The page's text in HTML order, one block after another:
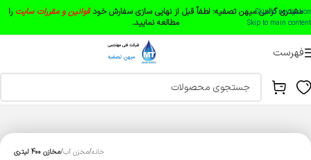
Skip to navigation
Skip to main content
مشتری گرامی میهن تصفیه: لطفاً قبل از نهایی سازی سفارش خودقوانین و مقررات سایت را
مطالعه نمایید.
فهرست
خانه مخزن آب مخازن 400 لیتری